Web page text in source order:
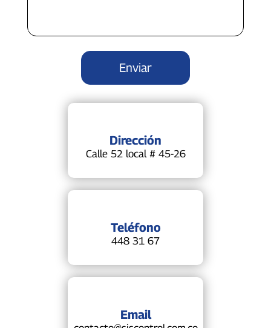
Dirección
Calle 52 local # 45-26
Teléfono
448 31 67
Email